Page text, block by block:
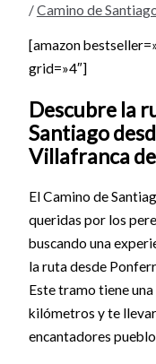
/Camino de
[amazon
grid=»4″]
Descubre la
Santiago
Villafranca
El Camino de
queridas por los
buscando una
la ruta desde
Este tramo tiene
kilómetros y te
encantadores